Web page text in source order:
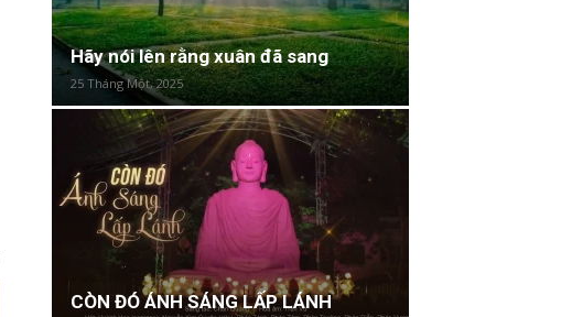
Hãy nói lên rằng xuân đã sang
25 Tháng Một, 2025
CÒN ĐÓ ÁNH SÁNG LẤP LÁNH